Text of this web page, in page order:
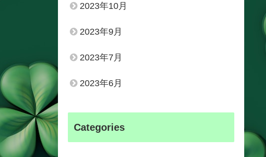
2023年10月
2023年9月
2023年7月
2023年6月
Categories